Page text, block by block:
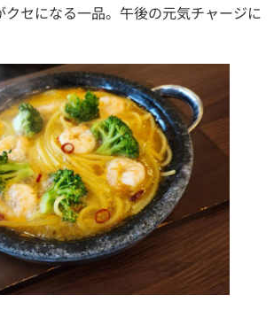
セになる一品。午後の元気チャージに